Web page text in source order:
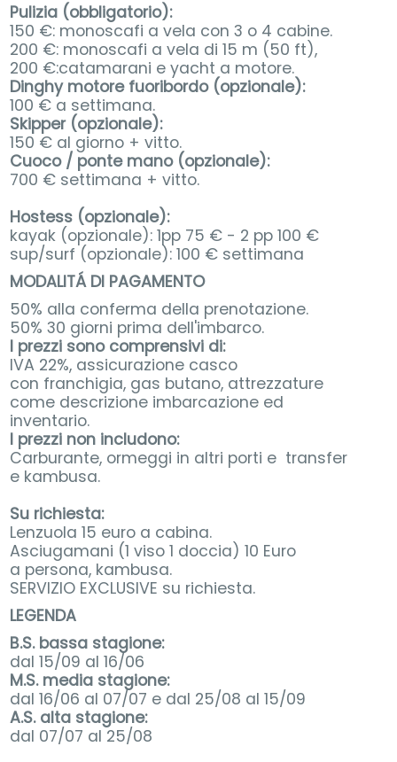
Pulizia (obbligatorio):
150 €: monoscafi a vela con 3 o 4 cabine.
200 €: monoscafi a vela di 15 m (50 ft),
200 €:catamarani e yacht a motore.
Dinghy motore fuoribordo (opzionale):
100 € a settimana.
Skipper (opzionale):
150 € al giorno + vitto.
Cuoco / ponte mano (opzionale):
700 € settimana + vitto.
Hostess (opzionale):
kayak (opzionale): 1pp 75 € - 2 pp 100 €
sup/surf (opzionale): 100 € settimana
MODALITÁ DI PAGAMENTO
50% alla conferma della prenotazione.
50% 30 giorni prima dell'imbarco.
I prezzi sono comprensivi di:
IVA 22%, assicurazione casco
con franchigia, gas butano, attrezzature
come descrizione imbarcazione ed
inventario.
I prezzi non includono:
Carburante, ormeggi in altri porti e transfer
e kambusa.
Su richiesta:
Lenzuola 15 euro a cabina.
Asciugamani (1 viso 1 doccia) 10 Euro
a persona, kambusa.
SERVIZIO EXCLUSIVE su richiesta.
LEGENDA
B.S. bassa stagione:
dal 15/09 al 16/06
M.S. media stagione:
dal 16/06 al 07/07 e dal 25/08 al 15/09
A.S. alta stagione:
dal 07/07 al 25/08